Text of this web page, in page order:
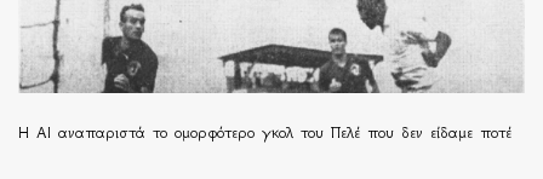
Η ΑΙ αναπαριστά το ομορφότερο γκολ του Πελέ που δεν είδαμε ποτέ